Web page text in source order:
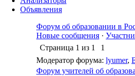
Объявления
Форум об образовании в
Новые сообщения ·
Страница 1 из 1
1
Модератор форума: lyumer,
Форум учителей об